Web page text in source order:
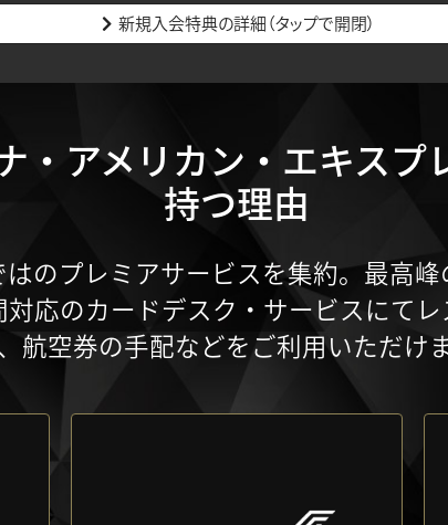
新規入会特典の詳細（タップで開閉）
・アメリカン・エキスプ
持つ理由
はのプレミアサービスを集約。最高
対応のカードデスク・サービスにて
航空券の手配などをご利用いただけ